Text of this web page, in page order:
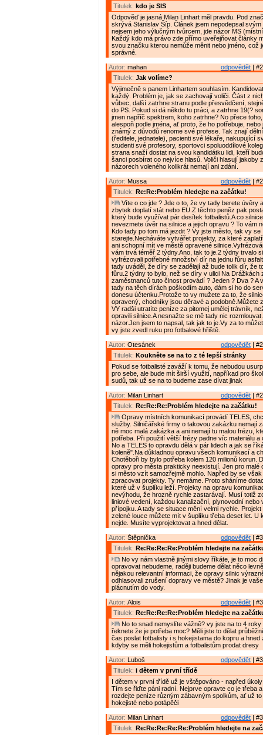
Titulek: kdo je SIS
Odpověď je jasná Milan Linhart měl pravdu. Pod
skrývá Stanislav Šíp. Článek jsem nepodepsal svým
nejsem jeho výlučným tvůrcem, jde názor MS
Každý kdo má právo zde přímo uveřejňovat články
svou značku kterou nemůže měnit nebo jméno, což
správné.
odpovědět |
Autor: mahan
Titulek: Jak volíme?
Výjimečně s panem Linhartem souhlasím.
každý. Problém je, jak se zachovají voliči. Část z
vůbec, další zatrhne stranu podle přesvědčení,
do PS. Pokud si dá někdo tu práci, a zatrhne 19(?
jmen napříč spektrem, koho zatrhne? No přece
alespoň podle jména, ať proto, že ho potřebuje, nebo
známý z důvodů renome své profese. Tak znají
(ředitele, jednatele), pacienti své lékaře, nakupující
studenti své profesory, sportovci spoluoddílové
strana snaží dostat na svou kandidátku lidi, kteří
šanci posbírat co nejvíce hlasů. Voliči hlasují jakoby
názorech voleného kolikrát nemají ani zdání.
odpovědět |
Autor: Mussa
Titulek: Re:Re:Problém hledejte na začátku!
Víte o co jde ? Jde o to, že vy tady berete úvěry
zbytek doplatí stát nebo EU.Z těchto peněz pak
který bude využívat pár desítek fotbalistů.A co
nevezmete úvěr na silnice a jejich opravu ? To vám
Kdo tady po tom má jezdit ? Vy jste město, tak vy se
starejte.Necháváte vytvářet projekty, za které
ani schopní mít ve městě opravené
vám trvá téměř 2 týdny.Ano, tak to je.2 týdny trvalo
vyfrézovali potřebné množství dír na jednu fůru
tady uváděl, že díry se zadělají až bude tolik dír, že
fůru.2 týdny to bylo, než se díry v ulici Na Drážkách
zaměstnanců tuto činost provádí ? Jeden ? Dva ? A
tady na těch dírách poškodím auto, dám si ho do
donesu účtenku.Protože to vy mužete za to, že
opravený, chodníky jsou děravé a podobně.Můžete
VY radši utratíte peníze za pitomej umělej trávník,
opravili silnice.A nesnažte se mě tady nic
názor.Jen jsem to napsal, tak jak to je.Vy za to
vy jste zvedl ruku pro fotbalové hřiště.
odpovědět |
Autor: Otesánek
Titulek: Koukněte se na to z té lepší stránky
Pokud se fotbalisté zaváží k tomu, že nebudou
pro sebe, ale bude mít širší využití, napříkad pro
sudů, tak už se na to budeme zase dívat jinak
odpovědět |
Autor: Milan Linhart
Titulek: Re:Re:Re:Problém hledejte na začátku!
Opravy místních komunikací provádí TELES,
služby. Silničářské firmy o takovou zakázku nemají
ně moc malá zakázka a ani nemají tu malou frézu,
potřeba. Při použití větší frézy padne víc materiálu a
No a TELES to opravdu dělá v pár lidech a jak se
koleně".Na důkladnou opravu všech komunikací a
Chotěboři by bylo potřeba kolem 120 milionů korun.
opravy pro města prakticky neexistují. Jen pro malé
si město vzít samozřejmě mohlo. Napřed by se
zpracovat projekty. Ty nemáme. Proto sháníme
které už v šuplíku leží. Projekty na opravu
nevýhodu, že hrozně rychle zastarávají. Musí totiž
liniové vedení, každou kanalizační, plynovodní nebo
přípojku. A tady se situace mění velmi rychle.
zelené louce můžete mít v šuplíku třeba deset let. U
nejde. Musíte vyprojektovat a hned dělat.
odpovědět |
Autor: Štěpnička
Titulek: Re:Re:Re:Re:Problém hledejte na
No vy nám vlastně jinými slovy říkáte, je to moc
opravovat nebudeme, raději budeme dělat něco
nějakou relevantní informaci, že opravy silnic
odhlasovali zrušení dopravy ve městě? Jinak je
plácnutím do vody.
odpovědět |
Autor: Alois
Titulek: Re:Re:Re:Re:Problém hledejte na
No to snad nemyslíte vážně? vy jste na to 4 roky
řeknete že je potřeba moc? Měli jste to dělat
čas poslat fotbalisty i s hokejistama do kopru a hned
kdyby se měli hokejistům a fotbalistům prodat dresy
odpovědět |
Autor: Luboš
Titulek: i dětem v první třídě
I dětem v první třídě už je vštěpováno - napřed
Tím se řiďte páni radní. Nejprve opravte co je třeba
rozdejte peníze různým zábavným spolkům, ať už to
hokejisté nebo potápěči
odpovědět |
Autor: Milan Linhart
Titulek: Re:Re:Re:Re:Re:Problém hledejte na